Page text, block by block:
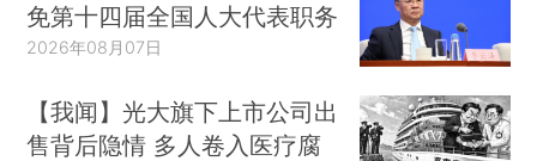
免第十四届全国人大代表职务
2026年08月07日
【我闻】光大旗下上市公司出
售背后隐情 多人卷入医疗腐